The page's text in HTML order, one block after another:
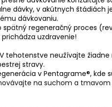
dávky, v akútnych štádiách
dávkovaniu.
regeneračný proces
uzdravenie!
tehotenstve neužívajte
stravy.
v Pentagrame®,
na suchom a